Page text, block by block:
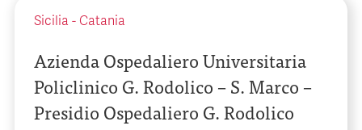
Sicilia - Catania
Azienda Ospedaliero Universitaria
Policlinico G. Rodolico – S. Marco –
Presidio Ospedaliero G. Rodolico